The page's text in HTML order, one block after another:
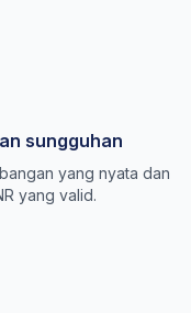
sungguhan
yang nyata dan
yang valid.